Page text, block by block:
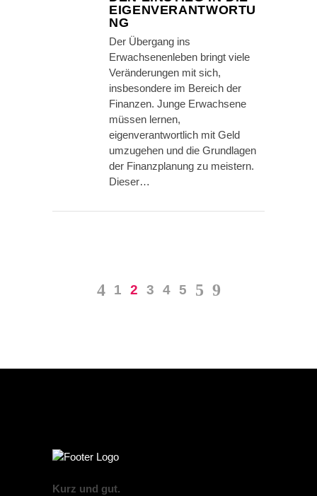
EIGENVERANTWORTU
NG
Der Übergang ins
Erwachsenenleben bringt viele
Veränderungen mit sich,
insbesondere im Bereich der
Finanzen. Junge Erwachsene
müssen lernen,
eigenverantwortlich mit Geld
umzugehen und die Grundlagen
der Finanzplanung zu meistern.
Dieser…
1 2 3 4 5
Kurz und gut.